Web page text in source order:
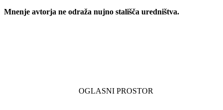
Mnenje avtorja ne odraža nujno stališča uredništva.